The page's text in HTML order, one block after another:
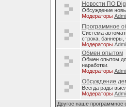
Новости ПО
Обсуждение
Модераторы
Программное
Система
строка, баннеры,
Модераторы
Обмен опытом
Обмен опытом
наработки.
Модераторы
Обсуждение
Всегда рады
Модераторы
Другое наше программное